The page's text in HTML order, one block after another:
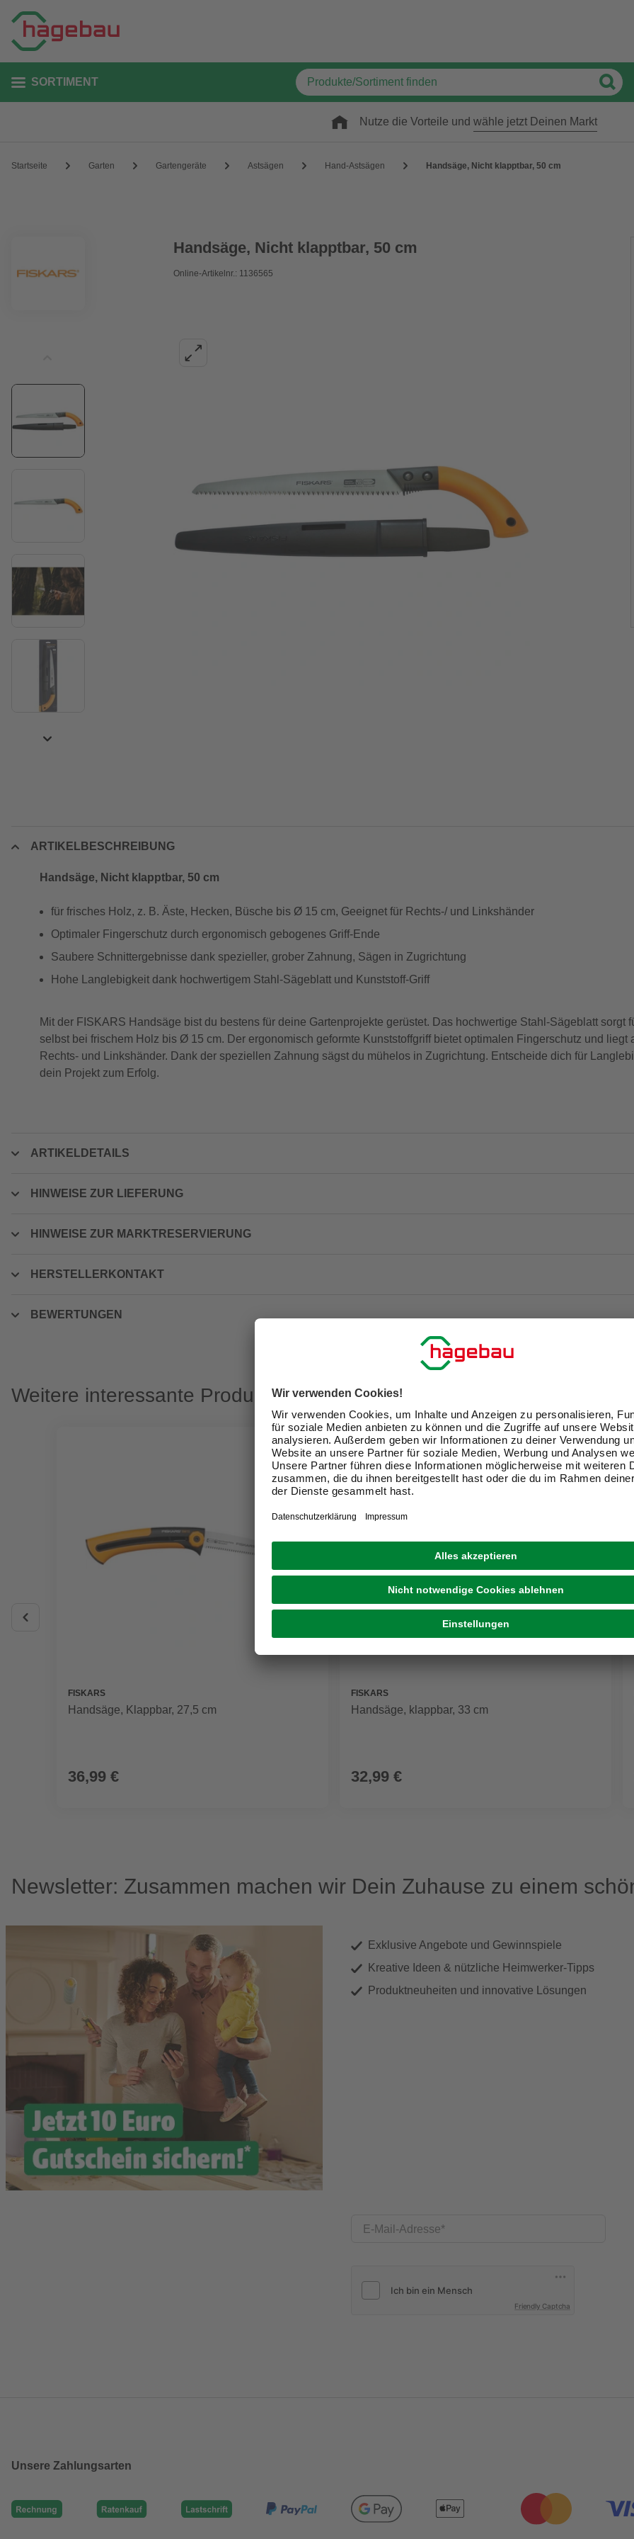
SORTIMENT
Nutze die Vorteile und wähle jetzt Deinen Markt
Startseite Garten Gartengeräte Astsägen Hand-Astsägen Handsäge, Nicht klapptbar, 50 cm
Handsäge, Nicht klapptbar, 50 cm
Online-Artikelnr.: 1136565
ARTIKELBESCHREIBUNG
Handsäge, Nicht klapptbar, 50 cm
für frisches Holz, z. B. Äste, Hecken, Büsche bis Ø 15 cm, Geeignet für Rechts-/ und Linkshänder
Optimaler Fingerschutz durch ergonomisch gebogenes Griff-Ende
Saubere Schnittergebnisse dank spezieller, grober Zahnung, Sägen in Zugrichtung
Hohe Langlebigkeit dank hochwertigem Stahl-Sägeblatt und Kunststoff-Griff
Mit der FISKARS Handsäge bist du bestens für deine Gartenprojekte gerüstet. Das hochwertige Stahl-Sägeblatt sorgt
selbst bei frischem Holz bis Ø 15 cm. Der ergonomisch geformte Kunststoffgriff bietet optimalen Fingerschutz und liegt
Rechts- und Linkshänder. Dank der speziellen Zahnung sägst du mühelos in Zugrichtung. Entscheide dich für
dein Projekt zum Erfolg.
ARTIKELDETAILS
HINWEISE ZUR LIEFERUNG
HINWEISE ZUR MARKTRESERVIERUNG
HERSTELLERKONTAKT
BEWERTUNGEN
Weitere interessante Produkte
FISKARS
Handsäge, Klappbar, 27,5 cm
36,99 €
FISKARS
Handsäge, klappbar, 33 cm
32,99 €
Newsletter: Zusammen machen wir Dein Zuhause zu einem
Exklusive Angebote und Gewinnspiele
Kreative Ideen & nützliche Heimwerker-Tipps
Produktneuheiten und innovative Lösungen
E-Mail-Adresse
Friendly Captcha
Unsere Zahlungsarten